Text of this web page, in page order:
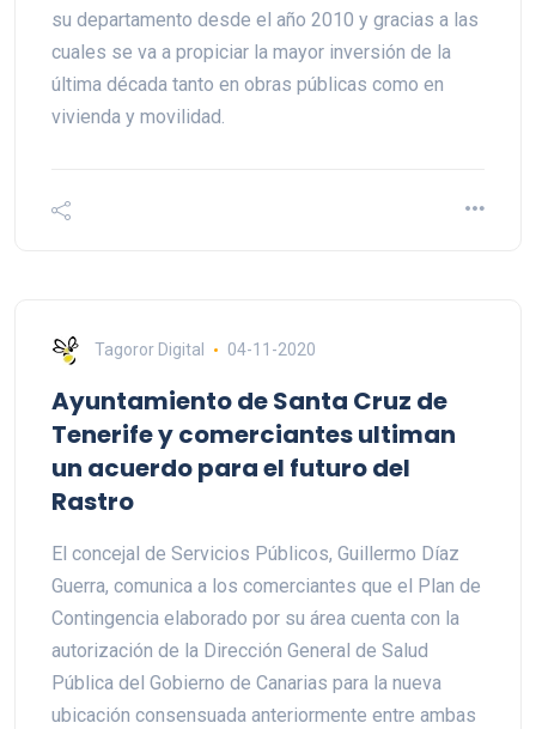
su departamento desde el año 2010 y gracias a las
cuales se va a propiciar la mayor inversión de la
última década tanto en obras públicas como en
vivienda y movilidad.
Tagoror Digital 04-11-2020
Ayuntamiento de Santa Cruz de
Tenerife y comerciantes ultiman
un acuerdo para el futuro del
Rastro
El concejal de Servicios Públicos, Guillermo Díaz
Guerra, comunica a los comerciantes que el Plan de
Contingencia elaborado por su área cuenta con la
autorización de la Dirección General de Salud
Pública del Gobierno de Canarias para la nueva
ubicación consensuada anteriormente entre ambas